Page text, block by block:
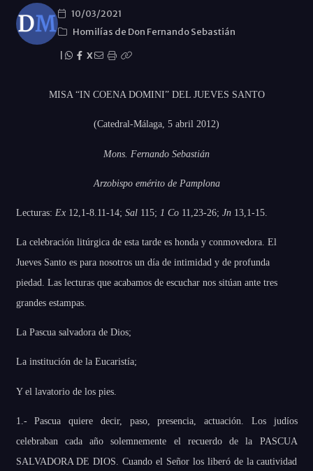
10/03/2021
Homilías de Don Fernando Sebastián
X
MISA “IN COENA DOMINI” DEL JUEVES SANTO
(Catedral-Málaga, 5 abril 2012)
Mons. Fernando Sebastián
Arzobispo emérito de Pamplona
Lecturas: Ex12,1-8.11-14; Sal115; 1 Co11,23-26; Jn13,1-15.
La celebración litúrgica de esta tarde es honda y conmovedora. El
Jueves Santo es para nosotros un día de intimidad y de profunda
piedad. Las lecturas que acabamos de escuchar nos sitúan ante tres
grandes estampas.
La Pascua salvadora de Dios;
La institución de la Eucaristía;
Y el lavatorio de los pies.
1.- Pascua quiere decir, paso, presencia, actuación. Los judíos
celebraban cada año solemnemente el recuerdo de la PASCUA
SALVADORA DE DIOS. Cuando el Señor los liberó de la cautividad